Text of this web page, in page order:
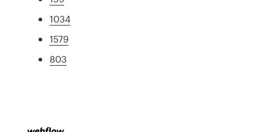
1034
1579
803